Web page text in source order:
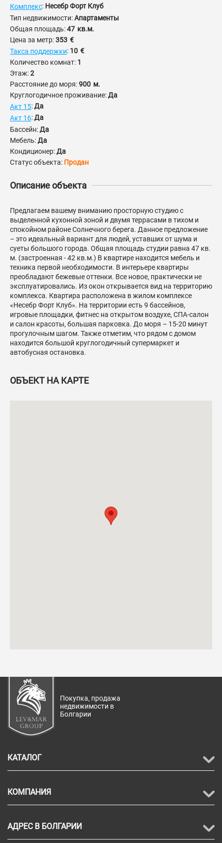
Комплекс: Несебр Форт Клуб
Тип недвижимости:Апартаменты
Общая площадь:47 кв.м.
Цена за метр:353 €
Такса поддержки: 10 €
Количество комнат: 1
Этаж:2
Расстояние до моря:900 м.
Круглогодичное проживание:Да
Акт 15:Да
Акт 16:Да
Бассейн:Да
Мебель:Да
Кондиционер:Да
Статус объекта: Продан
Описание объекта
Предлагаем вашему вниманию просторную студию с
выделенной кухонной зоной и двумя террасами в тихом и
спокойном районе Солнечного берега. Данное предложение
– это идеальный вариант для людей, уставших от шума и
суеты большого города. Общая площадь студии равна 47 кв.
м. (застроенная - 42 кв.м.) В квартире находится мебель и
техника первой необходимости. В интерьере квартиры
преобладают бежевые оттенки. Все новое, практически не
эксплуатировались. Из окон открывается вид на территорию
комплекса. Квартира расположена в жилом комплексе
«Несебр Форт Клуб». На территории есть 9 бассейнов,
игровые площадки, фитнес на открытом воздухе, СПА-салон
и салон красоты, большая парковка. До моря – 15-20 минут
прогулочным шагом. Также отметим, что рядом с домом
находится большой круглогодичный супермаркет и
автобусная остановка.
ОБЪЕКТ НА КАРТЕ
Покупка, продажа
недвижимости в
Болгарии
КАТАЛОГ
КОМПАНИЯ
АДРЕС В БОЛГАРИИ